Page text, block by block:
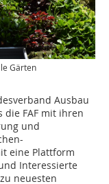
Gärten
Ausbau
die FAF mit ihren
und
eine Plattform
Interessierte
neuesten